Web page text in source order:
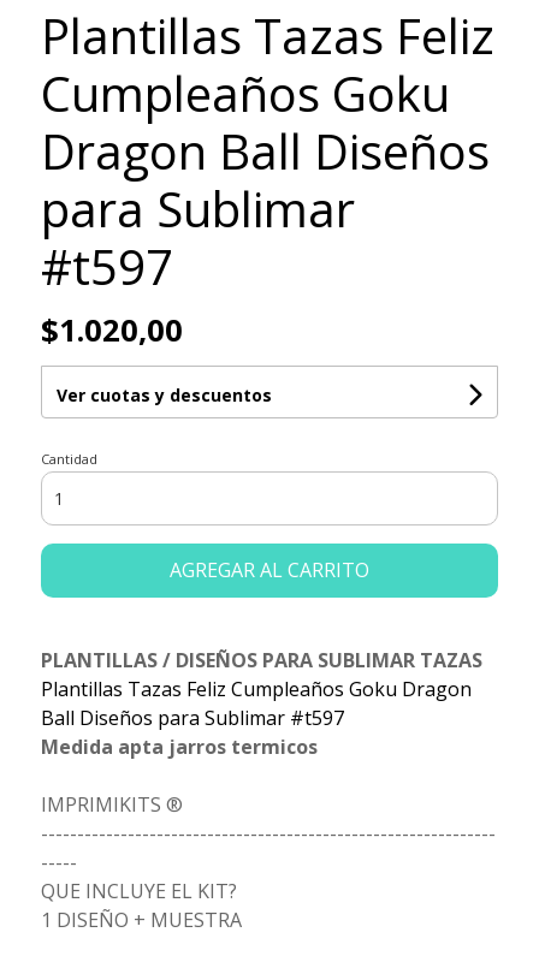
Plantillas Tazas Feliz
Cumpleaños Goku
Dragon Ball Diseños
para Sublimar
#t597
$1.020,00
Ver cuotas y descuentos
Cantidad
AGREGAR AL CARRITO
PLANTILLAS / DISEÑOS PARA SUBLIMAR TAZAS
Plantillas Tazas Feliz Cumpleaños Goku Dragon
Ball Diseños para Sublimar #t597
Medida apta jarros termicos
IMPRIMIKITS ®
---------------------------------------------------------------
-----
QUE INCLUYE EL KIT?
1 DISEÑO + MUESTRA